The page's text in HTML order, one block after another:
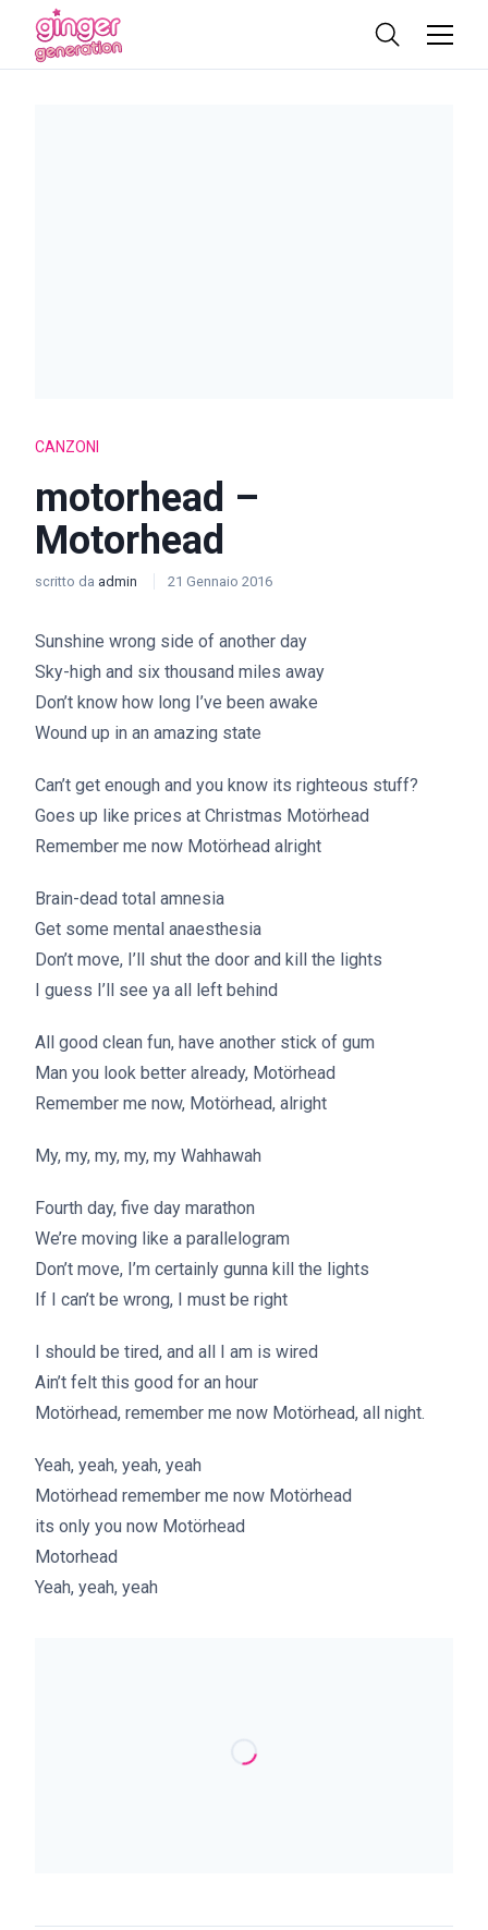
CANZONI
motorhead –
Motorhead
scritto da admin 21 Gennaio 2016
Sunshine wrong side of another day
Sky-high and six thousand miles away
Don’t know how long I’ve been awake
Wound up in an amazing state
Can’t get enough and you know its righteous stuff?
Goes up like prices at Christmas Motörhead
Remember me now Motörhead alright
Brain-dead total amnesia
Get some mental anaesthesia
Don’t move, I’ll shut the door and kill the lights
I guess I’ll see ya all left behind
All good clean fun, have another stick of gum
Man you look better already, Motörhead
Remember me now, Motörhead, alright
My, my, my, my, my Wahhawah
Fourth day, five day marathon
We’re moving like a parallelogram
Don’t move, I’m certainly gunna kill the lights
If I can’t be wrong, I must be right
I should be tired, and all I am is wired
Ain’t felt this good for an hour
Motörhead, remember me now Motörhead, all night.
Yeah, yeah, yeah, yeah
Motörhead remember me now Motörhead
its only you now Motörhead
Motorhead
Yeah, yeah, yeah